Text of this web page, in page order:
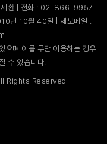
세환 | 전화 : 02-866-9957
년 10월 40일 | 제보메일 :
으며 이를 무단 이용하는 경우
수 있습니다.
Rights Reserved